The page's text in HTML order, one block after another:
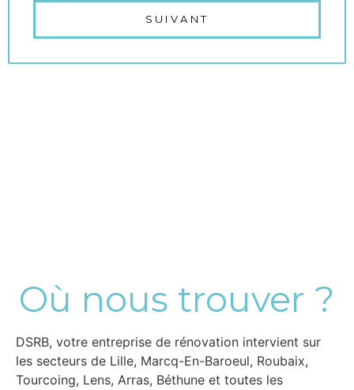
SUIVANT
Où nous trouver ?
DSRB, votre entreprise de rénovation intervient sur
les secteurs de Lille, Marcq-En-Baroeul, Roubaix,
Tourcoing, Lens, Arras, Béthune et toutes les